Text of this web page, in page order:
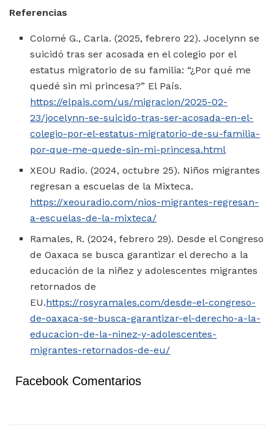
Referencias
Colomé G., Carla. (2025, febrero 22). Jocelynn se
suicidó tras ser acosada en el colegio por el
estatus migratorio de su familia: “¿Por qué me
quedé sin mi princesa?” El País.
https://elpais.com/us/migracion/2025-02-
23/jocelynn-se-suicido-tras-ser-acosada-en-el-
colegio-por-el-estatus-migratorio-de-su-familia-
por-que-me-quede-sin-mi-princesa.html
XEOU Radio. (2024, octubre 25). Niños migrantes
regresan a escuelas de la Mixteca.
https://xeouradio.com/nios-migrantes-regresan-
a-escuelas-de-la-mixteca/
Ramales, R. (2024, febrero 29). Desde el Congreso
de Oaxaca se busca garantizar el derecho a la
educación de la niñez y adolescentes migrantes
retornados de
EU.https://rosyramales.com/desde-el-congreso-
de-oaxaca-se-busca-garantizar-el-derecho-a-la-
educacion-de-la-ninez-y-adolescentes-
migrantes-retornados-de-eu/
Facebook Comentarios